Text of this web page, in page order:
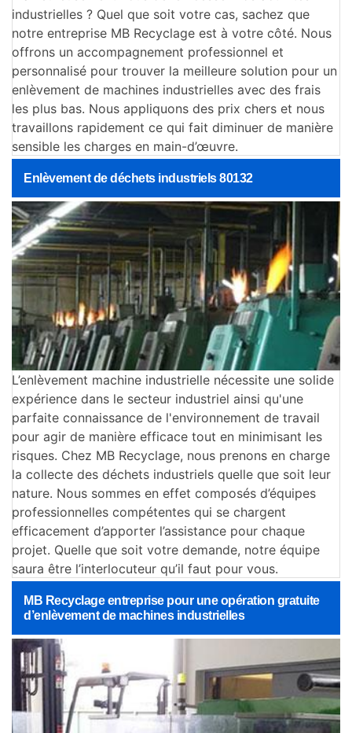
industrielles ? Quel que soit votre cas, sachez que
notre entreprise MB Recyclage est à votre côté. Nous
offrons un accompagnement professionnel et
personnalisé pour trouver la meilleure solution pour un
enlèvement de machines industrielles avec des frais
les plus bas. Nous appliquons des prix chers et nous
travaillons rapidement ce qui fait diminuer de manière
sensible les charges en main-d’œuvre.
Enlèvement de déchets industriels 80132
L’enlèvement machine industrielle nécessite une solide
expérience dans le secteur industriel ainsi qu'une
parfaite connaissance de l'environnement de travail
pour agir de manière efficace tout en minimisant les
risques. Chez MB Recyclage, nous prenons en charge
la collecte des déchets industriels quelle que soit leur
nature. Nous sommes en effet composés d’équipes
professionnelles compétentes qui se chargent
efficacement d’apporter l’assistance pour chaque
projet. Quelle que soit votre demande, notre équipe
saura être l’interlocuteur qu’il faut pour vous.
MB Recyclage entreprise pour une opération gratuite
d’enlèvement de machines industrielles